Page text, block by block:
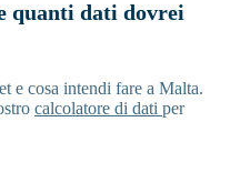
quanti dati dovrei
e cosa intendi fare a Malta.
calcolatore di dati per